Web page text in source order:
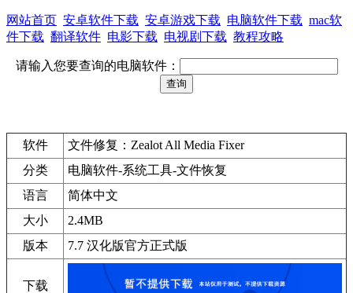
网站首页 安卓软件下载 安卓游戏下载 电脑软件下载 mac软
件下载 翻译软件 电影下载 电视剧下载 教程攻略
请输入您要查询的电脑软件：
软件
文件修复：Zealot All Media Fixer
分类
电脑软件-系统工具-文件恢复
语言
简体中文
大小
2.4MB
版本
7.7 汉化版官方正式版
下载